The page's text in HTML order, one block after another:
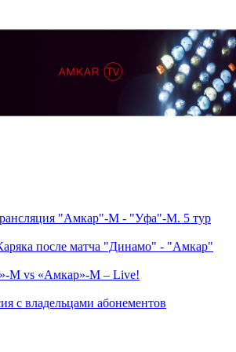
"Амкар"-М - "Уфа"-М. 5 тур
после матча "Динамо" - "Амкар"
М vs «Амкар»-М – Live!
с владельцами абонементов